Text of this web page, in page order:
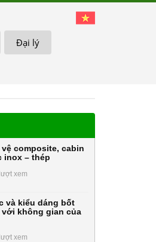
Đại lý
composite, cabin
inox – thép
xem
và kiểu dáng bốt
không gian của
xem